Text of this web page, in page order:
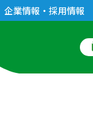
企業情報・採用情報